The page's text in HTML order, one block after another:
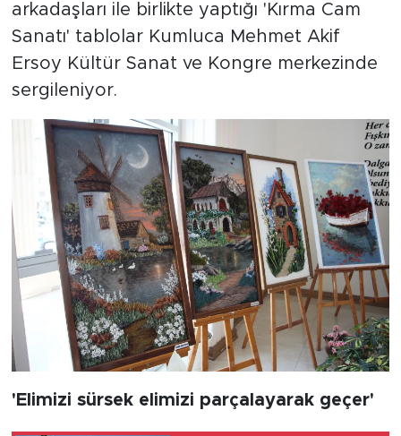
arkadaşları ile birlikte yaptığı 'Kırma Cam
Sanatı' tablolar Kumluca Mehmet Akif
Ersoy Kültür Sanat ve Kongre merkezinde
sergileniyor.
'Elimizi sürsek elimizi parçalayarak geçer'